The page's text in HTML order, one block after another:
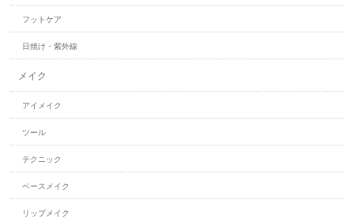
フットケア
日焼け・紫外線
メイク
アイメイク
ツール
テクニック
ベースメイク
リップメイク